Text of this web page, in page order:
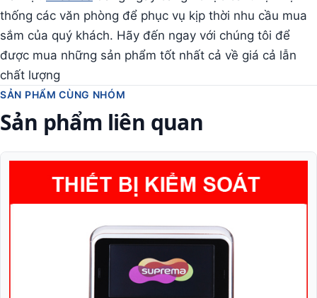
thống các văn phòng để phục vụ kịp thời nhu cầu mua
sắm của quý khách. Hãy đến ngay với chúng tôi để
được mua những sản phẩm tốt nhất cả về giá cả lẫn
chất lượng
SẢN PHẨM CÙNG NHÓM
Sản phẩm liên quan